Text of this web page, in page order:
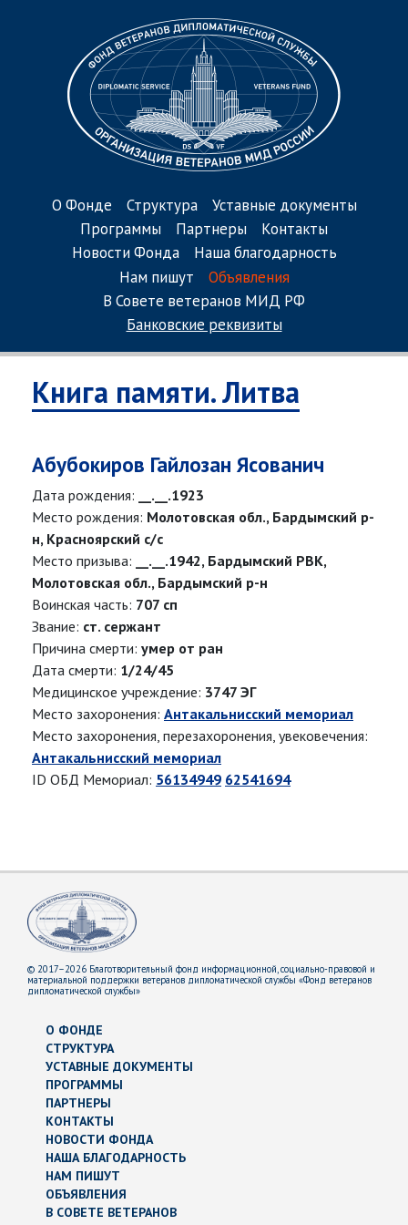
О Фонде Структура
Уставные документы
Программы
Партнеры
Контакты
Новости Фонда
Наша благодарность
Нам пишут
Объявления
В Совете ветеранов МИД РФ
Банковские реквизиты
Книга памяти. Литва
Абубокиров Гайлозан Ясованич
Дата рождения:
__.__.1923
Место рождения: Молотовская обл., Бардымский р-
н, Красноярский с/с
Место призыва:
__.__.1942, Бардымский РВК,
Молотовская обл., Бардымский р-н
Воинская часть: 707 сп
Звание: ст. сержант
Причина смерти: умер от ран
Дата смерти: 1/24/45
Медицинское учреждение: 3747 ЭГ
Место захоронения: Антакальнисский мемориал
Место захоронения, перезахоронения, увековечения:
Антакальнисский мемориал
ID ОБД Мемориал: 56134949 62541694
© 2017–2026 Благотворительный фонд информационной, социально-правовой и
материальной поддержки ветеранов дипломатической службы «Фонд ветеранов
дипломатической службы»
О ФОНДЕ
СТРУКТУРА
УСТАВНЫЕ ДОКУМЕНТЫ
ПРОГРАММЫ
ПАРТНЕРЫ
КОНТАКТЫ
НОВОСТИ ФОНДА
НАША БЛАГОДАРНОСТЬ
НАМ ПИШУТ
ОБЪЯВЛЕНИЯ
В СОВЕТЕ ВЕТЕРАНОВ